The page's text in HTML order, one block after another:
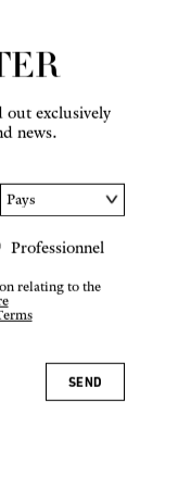
exclusively
news.
Professionnel
relating to the
SEND